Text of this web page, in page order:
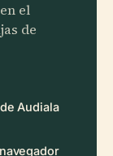
el
de
Audiala